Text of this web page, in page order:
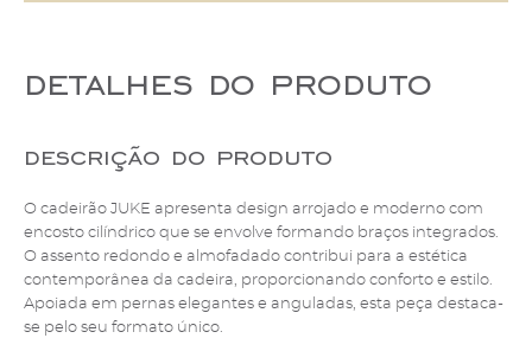
detalhes do produto
descrição do produto
O cadeirão JUKE apresenta design arrojado e moderno com
encosto cilíndrico que se envolve formando braços integrados.
O assento redondo e almofadado contribui para a estética
contemporânea da cadeira, proporcionando conforto e estilo.
Apoiada em pernas elegantes e anguladas, esta peça destaca-
se pelo seu formato único.